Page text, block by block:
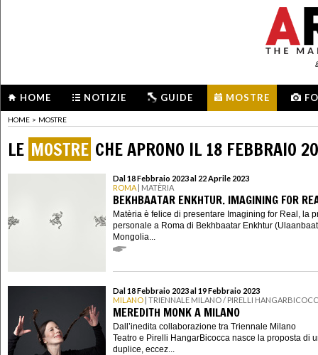
HOME NOTIZIE GUIDE MOSTRE
HOME > MOSTRE
LE MOSTRE CHE APRONO IL 18 FEBBRAIO
Dal 18 Febbraio 2023 al 22 Aprile 2023
ROMA | MATÈRIA
BEKHBAATAR ENKHTUR. IMAGINING FOR
Matèria è felice di presentare Imagining for Real, la
personale a Roma di Bekhbaatar Enkhtur
Mongolia...
Dal 18 Febbraio 2023 al 19 Febbraio 2023
MILANO | TRIENNALE MILANO / PIRELLI
MEREDITH MONK A MILANO
Dall’inedita collaborazione tra Triennale Milano
Teatro e Pirelli HangarBicocca nasce la proposta di
duplice, eccez...